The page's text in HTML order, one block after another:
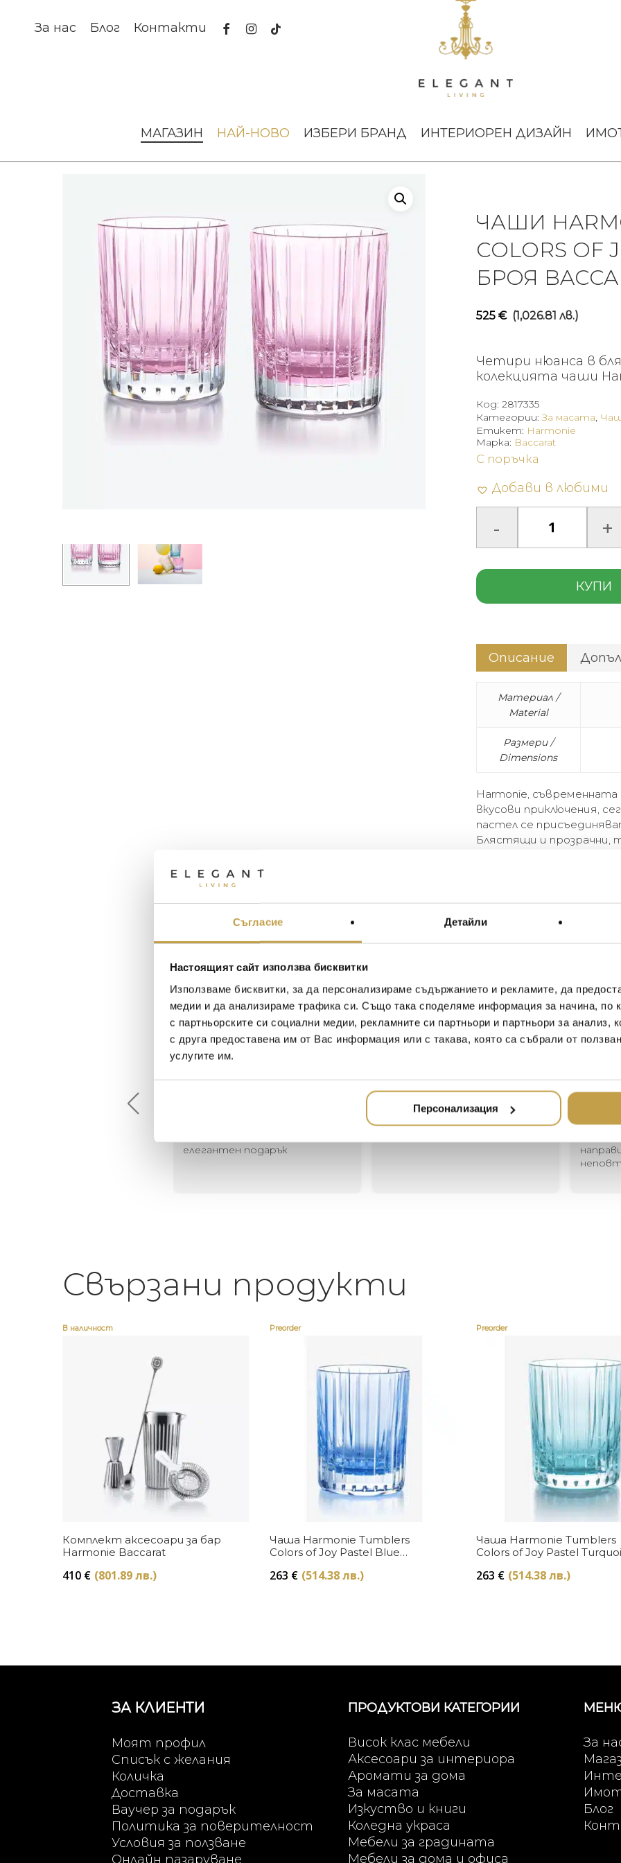
Съгласие Детайли
Настоящият сайт използва бисквитки
Използваме бисквитки, за да персонализираме съдържанието и рекламите, да
медии и да анализираме трафика си. Също така споделяме информация за начина, по
с партньорските си социални медии, рекламните си партньори и партньори за анализ,
с друга предоставена им от Вас информация или с такава, която са събрали от
услугите им.
Персонализация
За нас Блог Контакти facebookinstagram
tiktok
МАГАЗИН НАЙ-НОВО ИЗБЕРИ БРАНД ИНТЕРИОРЕН ДИЗАЙН
ЧАШИ
COLORS OF
БРОЯ
525 € (1,026.81 лв.)
Четири нюанса в
колекцията чаши
Код: 2817335
Категории:За масата,
Етикет: Harmonie
С поръчка
Добави в любими
КУПИ
Марка: Baccarat
Описание
Материал /
Material
Размери /
Dimensions
Harmonie,
вкусови приключения,
пастел се
Блястящи и прозрачни,
играе с контраста и
вертикалните линии,
интензитета им. От
Harmonie, the
now being unveiled in
the Harmonie line of
crystal base plays on
lines cut into the crystal,
cheerful.
асортимент и
Maxim Behar
елегантен подарък
Много интересни
предложения! Любезен
Един
Свързани продукти
В наличност
Купи
Комплект аксесоари за бар
Harmonie Baccarat
410 € (801.89 лв.)
Preorder
Купи
Чаша Harmonie Tumblers
Colors of Joy Pastel Blue
263 € (514.38 лв.)
Preorder
Купи
Чаша Harmonie Tumblers
Colors of Joy Pastel
263 € (514.38 лв.)
ЗА КЛИЕНТИ
Моят профил
Списък с желания
Количка
Доставка
Ваучер за подарък
Политика за поверителност
Условия за ползване
Онлайн пазаруване
ПРОДУКТОВИ КАТЕГОРИИ
Висок клас мебели
Аксесоари за интериора
Аромати за дома
За масата
Изкуство и книги
Коледна украса
Мебели за градината
Мебели за дома и офиса
За
Блог